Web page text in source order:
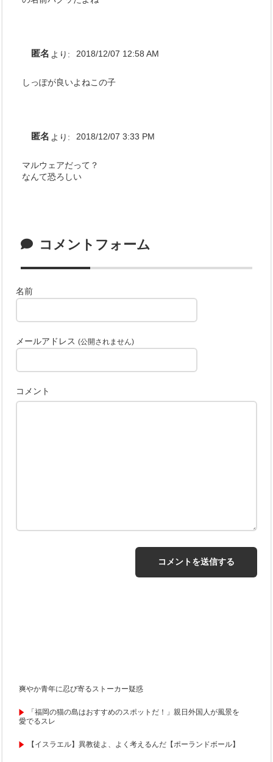
匿名 より: 2018/12/07 12:58 AM
しっぽが良いよねこの子
匿名 より: 2018/12/07 3:33 PM
マルウェアだって？
なんて恐ろしい
コメントフォーム
名前
メールアドレス(公開されません)
コメント
爽やか青年に忍び寄るストーカー疑惑
「福岡の猫の島はおすすめのスポットだ！」親日外国人が風景を
愛でるスレ
【イスラエル】異教徒よ、よく考えるんだ【ポーランドボール】